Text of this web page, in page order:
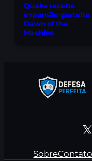
Quake recebe
expansão gratuita
Dawn of the
Machine
X
SobreContato